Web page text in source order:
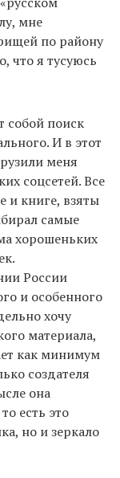
мне
по району
что я тусуюсь
собой поиск
И в этот
меня
соцсетей. Все
и книге, взяты
самые
хорошеньких
России
и особенного
хочу
материала,
как минимум
создателя
она
есть это
но и зеркало